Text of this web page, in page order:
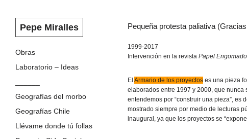
Pepe Miralles
Skip
content
Obras
Laboratorio – Ideas
Geografías del morbo
Geografías Chile
Llévame donde tú follas
Pequeña protesta paliativa
1999-2017
Intervención en la revista Papel Engomado
El Armario de los proyectos es una pieza
elaborados entre 1997 y 2000, que
entendemos por “construir una pieza”, es
mostrado siempre por medio de lecturas
inaugural, ya que los proyectos se